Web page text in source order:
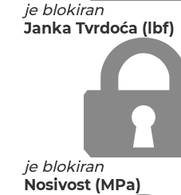
je blokiran
Janka Tvrdoća (lbf)
je blokiran
Nosivost (MPa)